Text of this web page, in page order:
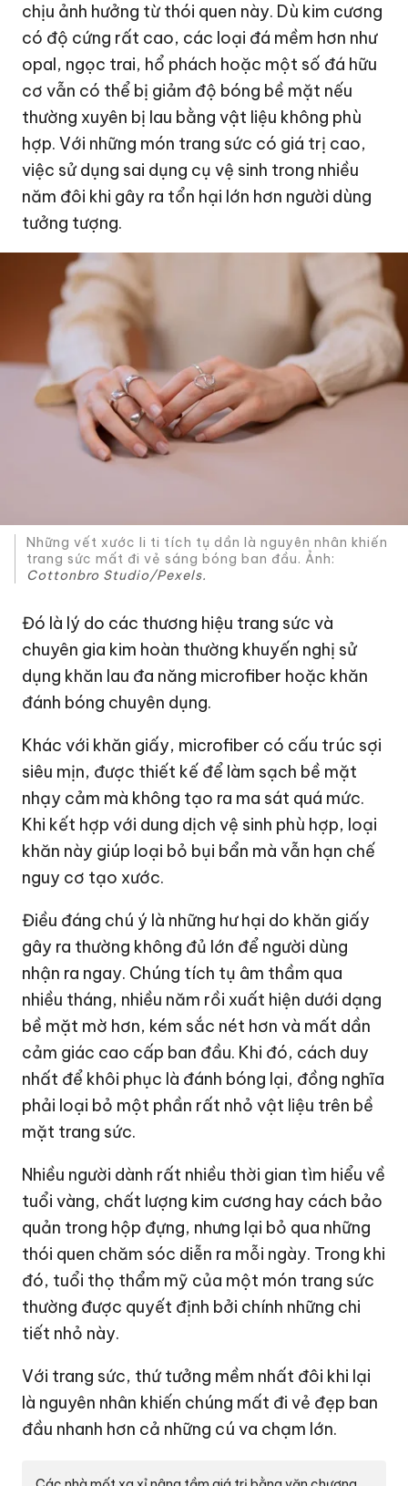
chịu ảnh hưởng từ thói quen này. Dù kim cương
có độ cứng rất cao, các loại đá mềm hơn như
opal, ngọc trai, hổ phách hoặc một số đá hữu
cơ vẫn có thể bị giảm độ bóng bề mặt nếu
thường xuyên bị lau bằng vật liệu không phù
hợp. Với những món trang sức có giá trị cao,
việc sử dụng sai dụng cụ vệ sinh trong nhiều
năm đôi khi gây ra tổn hại lớn hơn người dùng
tưởng tượng.
Những vết xước li ti tích tụ dần là nguyên nhân khiến
trang sức mất đi vẻ sáng bóng ban đầu. Ảnh:
Cottonbro Studio/Pexels.
Đó là lý do các thương hiệu trang sức và
chuyên gia kim hoàn thường khuyến nghị sử
dụng khăn lau đa năng microfiber hoặc khăn
đánh bóng chuyên dụng.
Khác với khăn giấy, microfiber có cấu trúc sợi
siêu mịn, được thiết kế để làm sạch bề mặt
nhạy cảm mà không tạo ra ma sát quá mức.
Khi kết hợp với dung dịch vệ sinh phù hợp, loại
khăn này giúp loại bỏ bụi bẩn mà vẫn hạn chế
nguy cơ tạo xước.
Điều đáng chú ý là những hư hại do khăn giấy
gây ra thường không đủ lớn để người dùng
nhận ra ngay. Chúng tích tụ âm thầm qua
nhiều tháng, nhiều năm rồi xuất hiện dưới dạng
bề mặt mờ hơn, kém sắc nét hơn và mất dần
cảm giác cao cấp ban đầu. Khi đó, cách duy
nhất để khôi phục là đánh bóng lại, đồng nghĩa
phải loại bỏ một phần rất nhỏ vật liệu trên bề
mặt trang sức.
Nhiều người dành rất nhiều thời gian tìm hiểu về
tuổi vàng, chất lượng kim cương hay cách bảo
quản trong hộp đựng, nhưng lại bỏ qua những
thói quen chăm sóc diễn ra mỗi ngày. Trong khi
đó, tuổi thọ thẩm mỹ của một món trang sức
thường được quyết định bởi chính những chi
tiết nhỏ này.
Với trang sức, thứ tưởng mềm nhất đôi khi lại
là nguyên nhân khiến chúng mất đi vẻ đẹp ban
đầu nhanh hơn cả những cú va chạm lớn.